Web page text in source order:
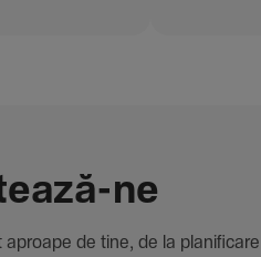
ne
aproape de tine, de la plani­fi­care